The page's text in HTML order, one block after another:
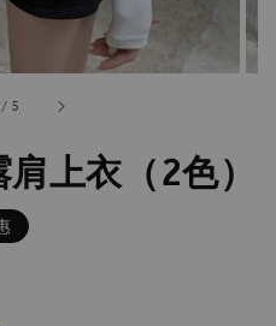
/ 5
上衣（2色）